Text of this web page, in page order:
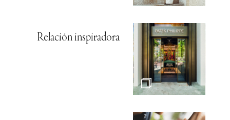
Relación inspiradora